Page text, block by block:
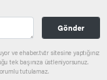
Gönder
ve ehaber.tv.tr sitesine yaptığınız
tek başınıza üstleniyorsunuz.
tutulamaz.